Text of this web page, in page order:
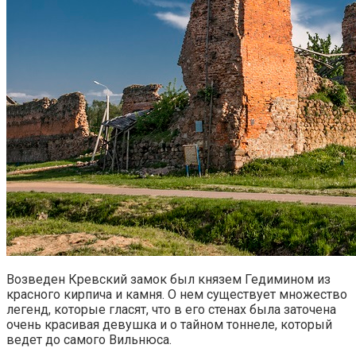
Возведен Кревский замок был князем Гедимином из
красного кирпича и камня. О нем существует множество
легенд, которые гласят, что в его стенах была заточена
очень красивая девушка и о тайном тоннеле, который
ведет до самого Вильнюса.